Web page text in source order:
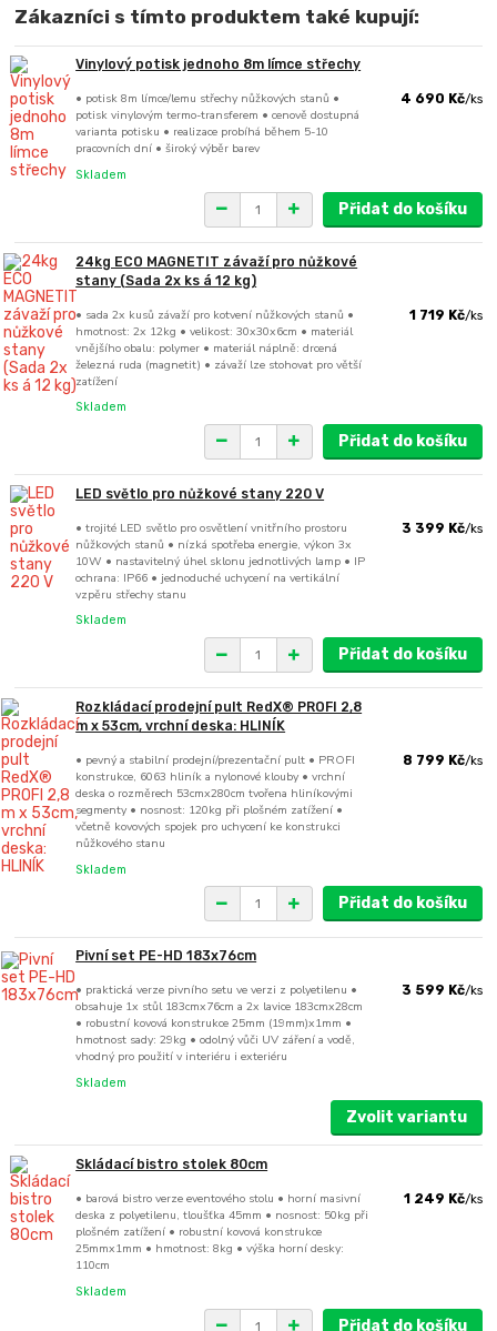
Zákazníci s tímto produktem také kupují:
Vinylový potisk jednoho 8m límce střechy
• potisk 8m límce/lemu střechy nůžkových stanů •
potisk vinylovým termo-transferem • cenově dostupná
varianta potisku • realizace probíhá během 5-10
pracovních dní • široký výběr barev
4 690 Kč/ks
Skladem
Přidat do košíku
24kg ECO MAGNETIT závaží pro nůžkové
stany (Sada 2x ks á 12 kg)
• sada 2x kusů závaží pro kotvení nůžkových stanů •
hmotnost: 2x 12kg • velikost: 30x30x6cm • materiál
vnějšího obalu: polymer • materiál náplně: drcená
železná ruda (magnetit) • závaží lze stohovat pro větší
zatížení
1 719 Kč/ks
Skladem
Přidat do košíku
LED světlo pro nůžkové stany 220 V
• trojité LED světlo pro osvětlení vnitřního prostoru
nůžkových stanů • nízká spotřeba energie, výkon 3x
10W • nastavitelný úhel sklonu jednotlivých lamp • IP
ochrana: IP66 • jednoduché uchycení na vertikální
vzpěru střechy stanu
3 399 Kč/ks
Skladem
Přidat do košíku
Rozkládací prodejní pult RedX® PROFI 2,8
m x 53cm, vrchní deska: HLINÍK
• pevný a stabilní prodejní/prezentační pult • PROFI
konstrukce, 6063 hliník a nylonové klouby • vrchní
deska o rozměrech 53cmx280cm tvořena hliníkovými
segmenty • nosnost: 120kg při plošném zatížení •
včetně kovových spojek pro uchycení ke konstrukci
nůžkového stanu
8 799 Kč/ks
Skladem
Přidat do košíku
Pivní set PE-HD 183x76cm
• praktická verze pivního setu ve verzi z polyetilenu •
obsahuje 1x stůl 183cmx76cm a 2x lavice 183cmx28cm
• robustní kovová konstrukce 25mm (19mm)x1mm •
hmotnost sady: 29kg • odolný vůči UV záření a vodě,
vhodný pro použití v interiéru i exteriéru
3 599 Kč/ks
Skladem
Zvolit variantu
Skládací bistro stolek 80cm
• barová bistro verze eventového stolu • horní masivní
deska z polyetilenu, tloušťka 45mm • nosnost: 50kg při
plošném zatížení • robustní kovová konstrukce
25mmx1mm • hmotnost: 8kg • výška horní desky:
110cm
1 249 Kč/ks
Skladem
Přidat do košíku